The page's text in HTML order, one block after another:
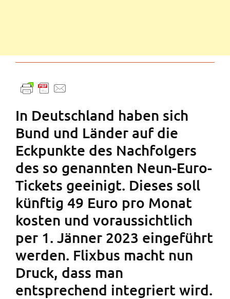
In Deutschland haben sich
Bund und Länder auf die
Eckpunkte des Nachfolgers
des so genannten Neun-Euro-
Tickets geeinigt. Dieses soll
künftig 49 Euro pro Monat
kosten und voraussichtlich
per 1. Jänner 2023 eingeführt
werden. Flixbus macht nun
Druck, dass man
entsprechend integriert wird.